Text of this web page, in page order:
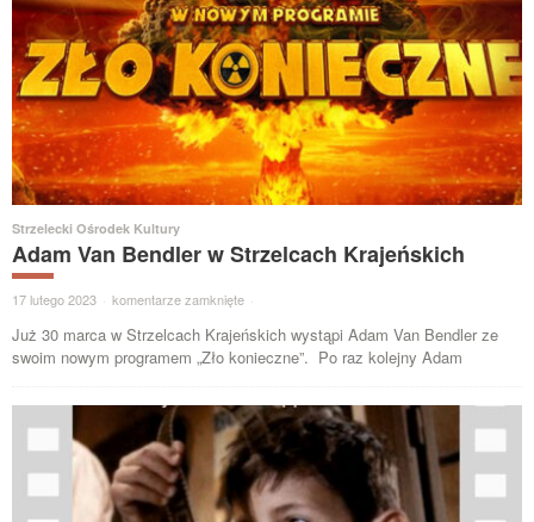
Strzelecki Ośrodek Kultury
Adam Van Bendler w Strzelcach Krajeńskich
17 lutego 2023 · komentarze zamknięte ·
Już 30 marca w Strzelcach Krajeńskich wystąpi Adam Van Bendler ze
swoim nowym programem „Zło konieczne”. Po raz kolejny Adam